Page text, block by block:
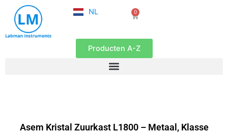
naar
NL
EN
0
Winkelwagen
Producten A-Z
Asem Kristal Zuurkast L1800 – Metaal, Klasse